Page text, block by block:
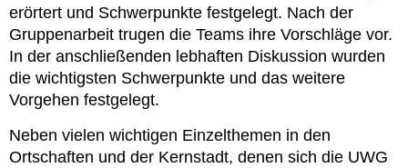
erörtert und Schwerpunkte festgelegt. Nach der
Gruppenarbeit trugen die Teams ihre Vorschläge vor.
In der anschließenden lebhaften Diskussion wurden
die wichtigsten Schwerpunkte und das weitere
Vorgehen festgelegt.
Neben vielen wichtigen Einzelthemen in den
Ortschaften und der Kernstadt, denen sich die UWG